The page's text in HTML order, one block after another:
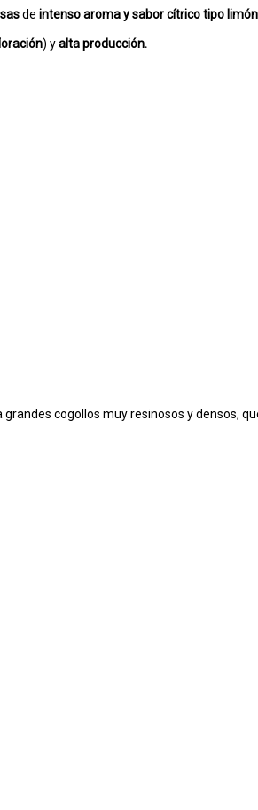
de intenso aroma y sabor cítrico tipo
) yalta producción.
cogollos muy resinosos y densos,